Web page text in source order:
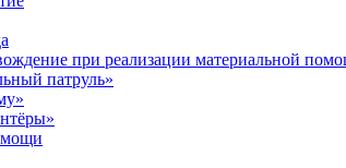
при реализации материальной
патруль»